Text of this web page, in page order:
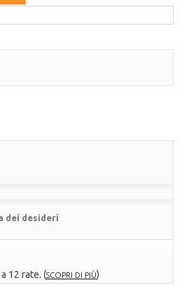
dei desideri
12 rate. (SCOPRI DI PIÙ)